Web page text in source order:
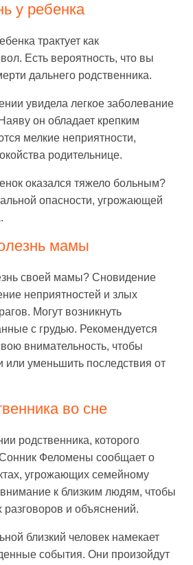
у ребенка
трактует как
Есть вероятность, что вы
дальнего родственника.
увидела легкое заболевание
он обладает крепким
мелкие неприятности,
родительнице.
оказался тяжело больным?
опасности, угрожающей
мамы
своей мамы? Сновидение
неприятностей и злых
Могут возникнуть
с грудью. Рекомендуется
внимательность, чтобы
или уменьшить последствия от
во сне
родственника, которого
Сонник Феломены сообщает о
угрожающих семейному
к близким людям, чтобы
и объяснений.
близкий человек намекает
события. Они произойдут